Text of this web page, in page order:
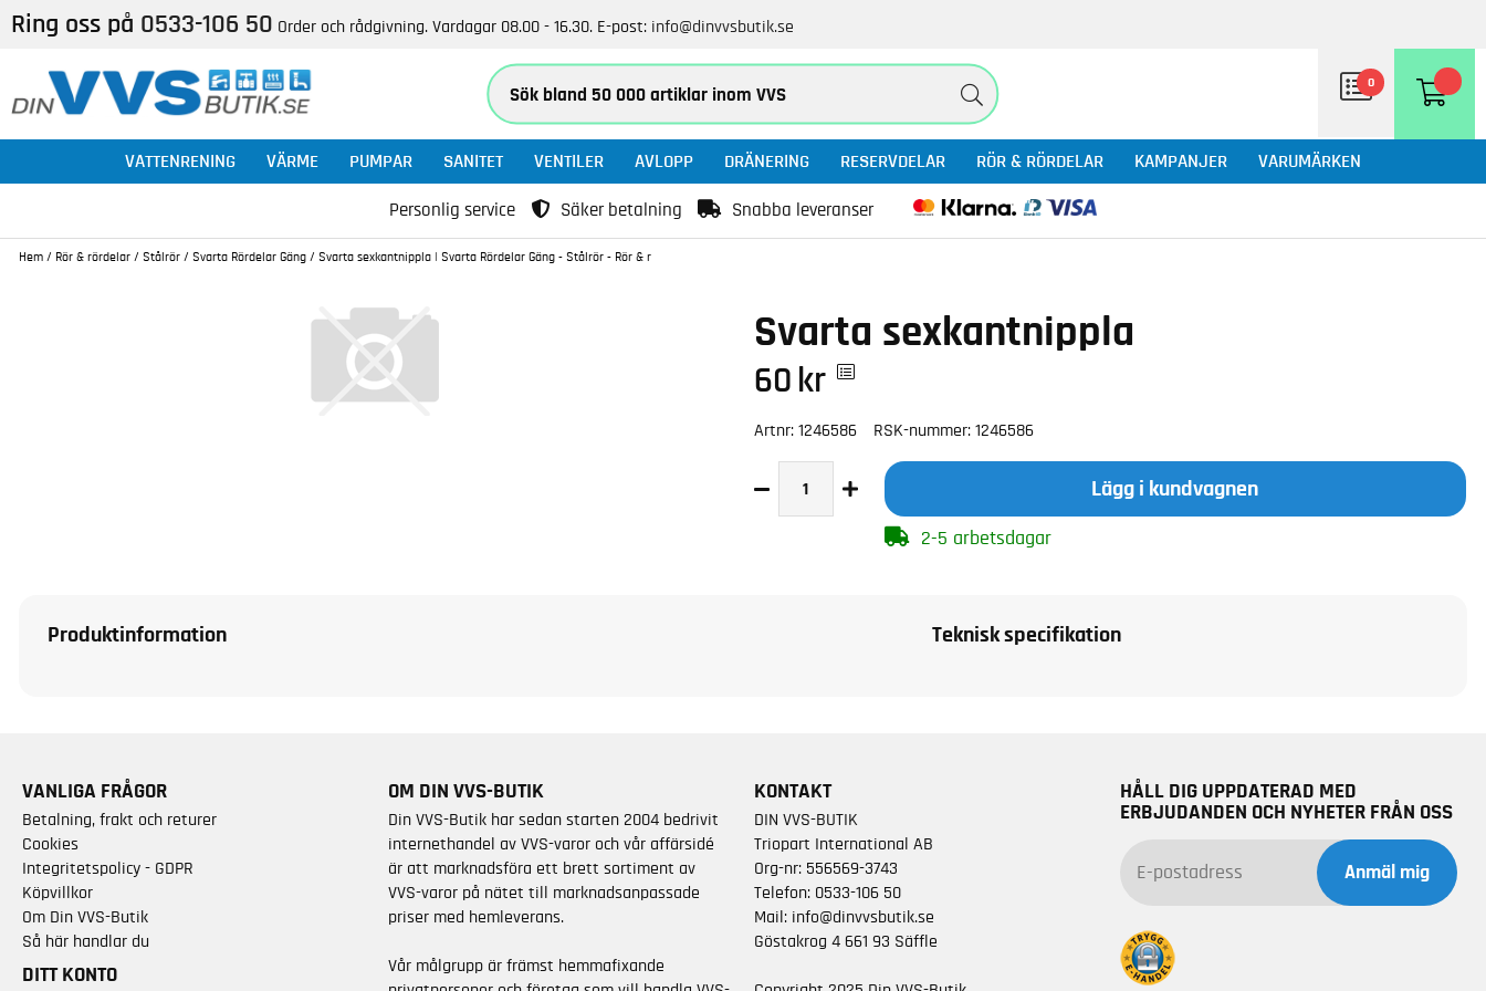
Ring oss på 0533-106 50 Order och rådgivning. Vardagar 08.00 - 16.30. E-post: info@dinvvsbutik.se
0
VATTENRENING VÄRME PUMPAR SANITET VENTILER AVLOPP DRÄNERING RESERVDELAR RÖR & RÖRDELAR KAMPANJER VARUMÄRKEN
Personlig service Säker betalning Snabba leveranser
Hem / Rör & rördelar / Stålrör / Svarta Rördelar Gäng / Svarta sexkantnippla | Svarta Rördelar Gäng - Stålrör - Rör & r
Svarta sexkantnippla
60 kr
Artnr: 1246586 RSK-nummer: 1246586
Lägg i kundvagnen
2-5 arbetsdagar
Produktinformation Teknisk specifikation
VANLIGA FRÅGOR
Betalning, frakt och returer
Cookies
Integritetspolicy - GDPR
Köpvillkor
Om Din VVS-Butik
Så här handlar du
DITT KONTO
OM DIN VVS-BUTIK
Din VVS-Butik har sedan starten 2004 bedrivit
internethandel av VVS-varor och vår affärsidé
är att marknadsföra ett brett sortiment av
VVS-varor på nätet till marknadsanpassade
priser med hemleverans.
Vår målgrupp är främst hemmafixande
KONTAKT
DIN VVS-BUTIK
Triopart International AB
Org-nr: 556569-3743
Telefon: 0533-106 50
Mail: info@dinvvsbutik.se
Göstakrog 4 661 93 Säffle
HÅLL DIG UPPDATERAD MED
ERBJUDANDEN OCH NYHETER FRÅN OSS
Anmäl mig